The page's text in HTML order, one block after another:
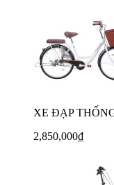
XE ĐẠP
2,850,000₫